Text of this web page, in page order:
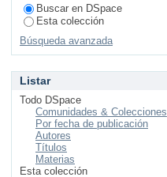
Buscar en DSpace
Esta colección
Búsqueda avanzada
Listar
Todo DSpace
Comunidades & Colecciones
Por fecha de publicación
Autores
Títulos
Materias
Esta colección